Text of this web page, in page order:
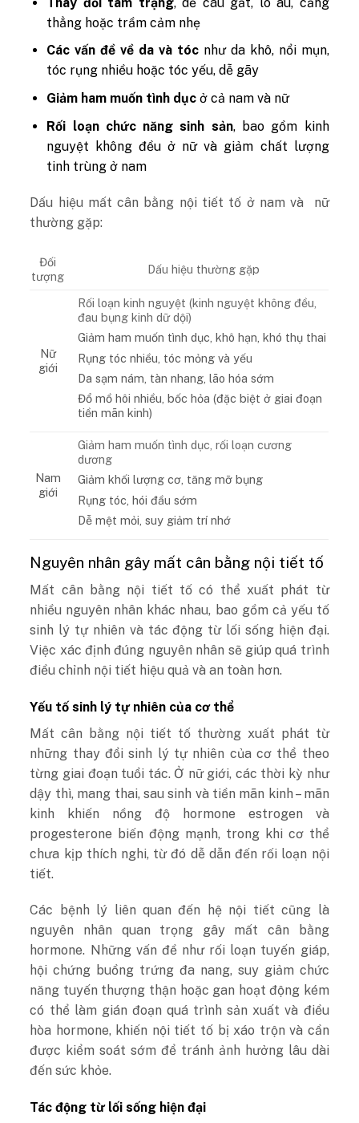
thẳng hoặc trầm cảm nhẹ
Các vấn đề về da và tócnhư da khô, nổi mụn,
tóc rụng nhiều hoặc tóc yếu, dễ gãy
Giảm ham muốn tình dục ở cả nam và nữ
Rối loạn chức năng sinh sản, bao gồm kinh
nguyệt không đều ở nữ và giảm chất lượng
tinh trùng ở nam
Dấu hiệu mất cân bằng nội tiết tố ở nam và nữ
thường gặp:
Đối
tượng
Dấu hiệu thường gặp
Nữ
giới
Rối loạn kinh nguyệt (kinh nguyệt không đều,
đau bụng kinh dữ dội)
Giảm ham muốn tình dục, khô hạn, khó thụ thai
Rụng tóc nhiều, tóc mỏng và yếu
Da sạm nám, tàn nhang, lão hóa sớm
Đổ mồ hôi nhiều, bốc hỏa (đặc biệt ở giai đoạn
tiền mãn kinh)
Nam
giới
Giảm ham muốn tình dục, rối loạn cương
dương
Giảm khối lượng cơ, tăng mỡ bụng
Rụng tóc, hói đầu sớm
Dễ mệt mỏi, suy giảm trí nhớ
Nguyên nhân gây mất cân bằng nội tiết tố
Mất cân bằng nội tiết tố có thể xuất phát từ
nhiều nguyên nhân khác nhau, bao gồm cả yếu tố
sinh lý tự nhiên và tác động từ lối sống hiện đại.
Việc xác định đúng nguyên nhân sẽ giúp quá trình
điều chỉnh nội tiết hiệu quả và an toàn hơn.
Yếu tố sinh lý tự nhiên của cơ thể
Mất cân bằng nội tiết tố thường xuất phát từ
những thay đổi sinh lý tự nhiên của cơ thể theo
từng giai đoạn tuổi tác. Ở nữ giới, các thời kỳ như
dậy thì, mang thai, sau sinh và tiền mãn kinh – mãn
kinh khiến nồng độ hormone estrogen và
progesterone biến động mạnh, trong khi cơ thể
chưa kịp thích nghi, từ đó dễ dẫn đến rối loạn nội
tiết.
Các bệnh lý liên quan đến hệ nội tiết cũng là
nguyên nhân quan trọng gây mất cân bằng
hormone. Những vấn đề như rối loạn tuyến giáp,
hội chứng buồng trứng đa nang, suy giảm chức
năng tuyến thượng thận hoặc gan hoạt động kém
có thể làm gián đoạn quá trình sản xuất và điều
hòa hormone, khiến nội tiết tố bị xáo trộn và cần
được kiểm soát sớm để tránh ảnh hưởng lâu dài
đến sức khỏe.
Tác động từ lối sống hiện đại